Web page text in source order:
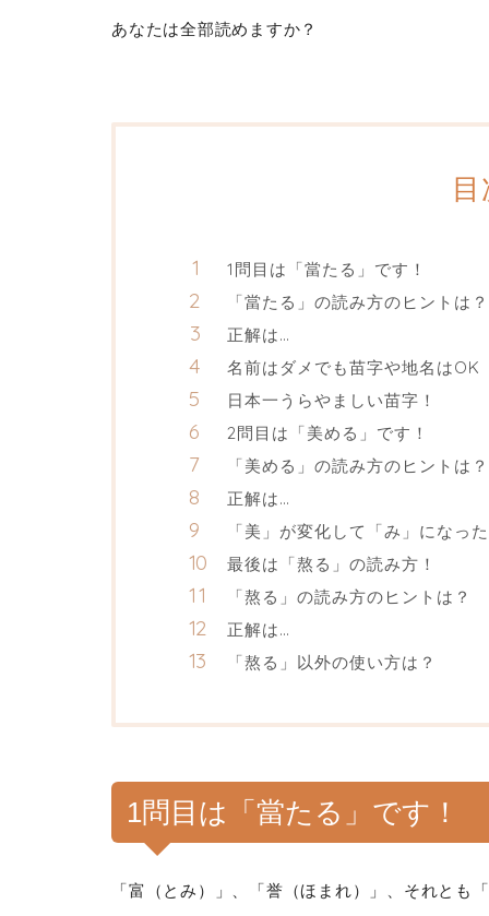
あなたは全部読めますか？
1問目は「當たる」です！
「當たる」の読み方のヒントは？
正解は…
名前はダメでも苗字や地名はOK
日本一うらやましい苗字！
2問目は「美める」です！
「美める」の読み方のヒントは？
正解は…
「美」が変化して「み」になった
最後は「熬る」の読み方！
「熬る」の読み方のヒントは？
正解は…
「熬る」以外の使い方は？
1問目は「當たる」です！
「富（とみ）」、「誉（ほまれ）」、それとも